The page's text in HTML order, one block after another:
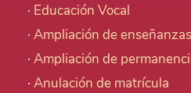
· Educación Vocal
· Ampliación de enseñanzas
· Ampliación de
· Anulación de matrícula